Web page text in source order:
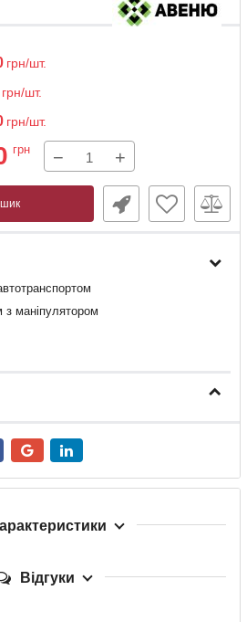
грн/шт.
грн/шт.
грн/шт.
грн − +
з маніпулятором
Відгуки